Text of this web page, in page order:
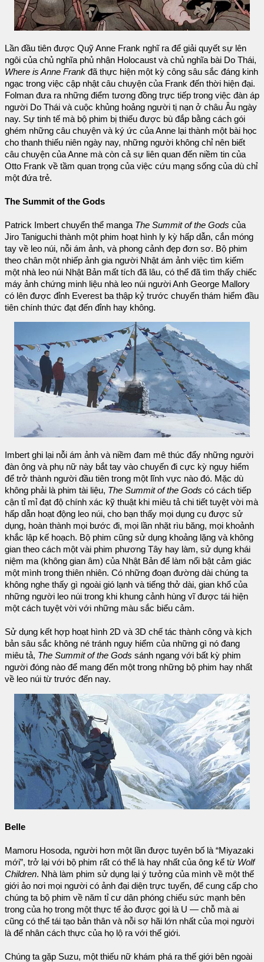
Lần đầu tiên được Quỹ Anne Frank nghĩ ra để giải quyết sự lên
ngôi của chủ nghĩa phủ nhận Holocaust và chủ nghĩa bài Do Thái,
Where is Anne Frank đã thực hiện một kỳ công sâu sắc đáng kinh
ngạc trong việc cập nhật câu chuyện của Frank đến thời hiện đại.
Folman đưa ra những điểm tương đồng trực tiếp trong việc đàn áp
người Do Thái và cuộc khủng hoảng người tị nạn ở châu Âu ngày
nay. Sự tinh tế mà bộ phim bị thiếu được bù đắp bằng cách gói
ghém những câu chuyện và ký ức của Anne lại thành một bài học
cho thanh thiếu niên ngày nay, những người không chỉ nên biết
câu chuyện của Anne mà còn cả sự liên quan đến niềm tin của
Otto Frank về tầm quan trọng của việc cứu mạng sống của dù chỉ
một đứa trẻ.
The Summit of the Gods
Patrick Imbert chuyển thể manga The Summit of the Gods của
Jiro Taniguchi thành một phim hoạt hình ly kỳ hấp dẫn, cắn móng
tay về leo núi, nỗi ám ảnh, và phong cảnh đẹp đơn sơ. Bộ phim
theo chân một nhiếp ảnh gia người Nhật ám ảnh việc tìm kiếm
một nhà leo núi Nhật Bản mất tích đã lâu, có thể đã tìm thấy chiếc
máy ảnh chứng minh liệu nhà leo núi người Anh George Mallory
có lên được đỉnh Everest ba thập kỷ trước chuyến thám hiểm đầu
tiên chính thức đạt đến đỉnh hay không.
Imbert ghi lại nỗi ám ảnh và niềm đam mê thúc đẩy những người
đàn ông và phụ nữ này bắt tay vào chuyến đi cực kỳ nguy hiểm
để trở thành người đầu tiên trong một lĩnh vực nào đó. Mặc dù
không phải là phim tài liệu, The Summit of the Gods có cách tiếp
cận tỉ mỉ đạt độ chính xác kỹ thuật khi miêu tả chi tiết tuyệt vời mà
hấp dẫn hoạt động leo núi, cho bạn thấy mọi dụng cụ được sử
dụng, hoàn thành mọi bước đi, mọi lần nhặt rìu băng, mọi khoảnh
khắc lập kế hoạch. Bộ phim cũng sử dụng khoảng lặng và không
gian theo cách một vài phim phương Tây hay làm, sử dụng khái
niệm ma (không gian âm) của Nhật Bản để làm nổi bật cảm giác
một mình trong thiên nhiên. Có những đoạn đường dài chúng ta
không nghe thấy gì ngoài gió lạnh và tiếng thở dài, gian khổ của
những người leo núi trong khi khung cảnh hùng vĩ được tái hiện
một cách tuyệt vời với những màu sắc biểu cảm.
Sử dụng kết hợp hoạt hình 2D và 3D chế tác thành công và kịch
bản sâu sắc không né tránh nguy hiểm của những gì nó đang
miêu tả, The Summit of the Gods sánh ngang với bất kỳ phim
người đóng nào để mang đến một trong những bộ phim hay nhất
về leo núi từ trước đến nay.
Belle
Mamoru Hosoda, người hơn một lần được tuyên bố là “Miyazaki
mới”, trở lại với bộ phim rất có thể là hay nhất của ông kể từ Wolf
Children. Nhà làm phim sử dụng lại ý tưởng của mình về một thế
giới ảo nơi mọi người có ảnh đại diện trực tuyến, để cung cấp cho
chúng ta bộ phim về năm tỉ cư dân phóng chiếu sức mạnh bên
trong của họ trong một thực tế ảo được gọi là U — chỗ mà ai
cũng có thể tái tạo bản thân và nỗi sợ hãi lớn nhất của mọi người
là để nhân cách thực của họ lộ ra với thế giới.
Chúng ta gặp Suzu, một thiếu nữ khám phá ra thế giới bên ngoài